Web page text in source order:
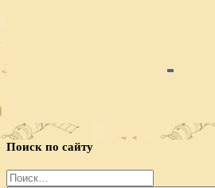
Поиск по сайту
Найти: